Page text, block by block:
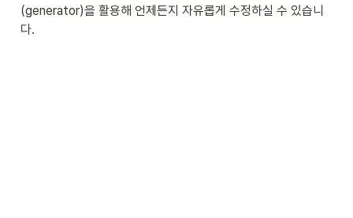
(generator)을 활용해 언제든지 자유롭게 수정하실 수 있습니
다.